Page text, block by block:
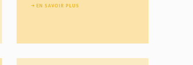
EN SAVOIR PLUS